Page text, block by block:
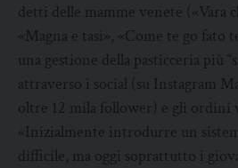
detti delle mamme venete («Vara
«Magna e tasi», «Come te go fato
una gestione della pasticceria più
attraverso i social (su Instagram
oltre 12 mila follower) e gli ordini
«Inizialmente introdurre un
difficile, ma oggi soprattutto i